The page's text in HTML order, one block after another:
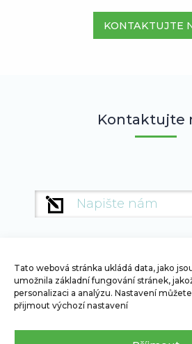
Tato webová stránka ukládá data, jako
umožnila základní fungování stránek,
personalizaci a analýzu. Nastavení
přijmout výchozí nastavení
KONTAKTUJTE
Kontaktujte
Jméno
příjmení
PRO OBČANY PRO